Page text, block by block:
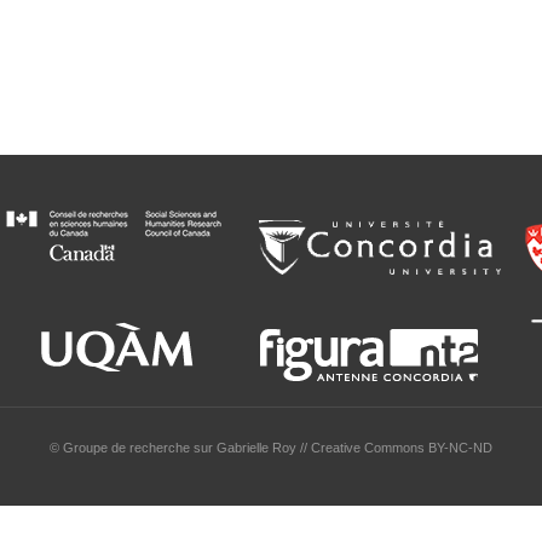
© Groupe de recherche sur Gabrielle Roy // Creative Commons BY-NC-ND